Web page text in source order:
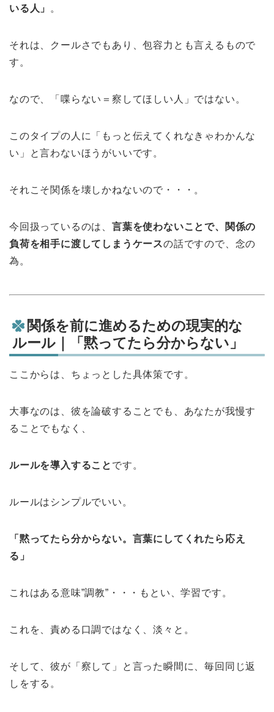
いる人」
。
それは、クールさでもあり、包容力とも言えるもので
す。
なので、「喋らない＝察してほしい人」ではない。
このタイプの人に「もっと伝えてくれなきゃわかんな
い」と言わないほうがいいです。
それこそ関係を壊しかねないので・・・。
今回扱っているのは、 言葉を使わないことで、関係の
負荷を相手に渡してしまうケースの話ですので、念の
為。
関係を前に進めるための現実的な
ルール｜「黙ってたら分からない」
ここからは、ちょっとした具体策です。
大事なのは、彼を論破することでも、あなたが我慢す
ることでもなく、
ルールを導入すること です。
ルールはシンプルでいい。
「黙ってたら分からない。言葉にしてくれたら応え
る」
これはある意味”調教”・・・もとい、学習です。
これを、責める口調ではなく、淡々と。
そして、彼が「察して」と言った瞬間に、毎回同じ返
しをする。